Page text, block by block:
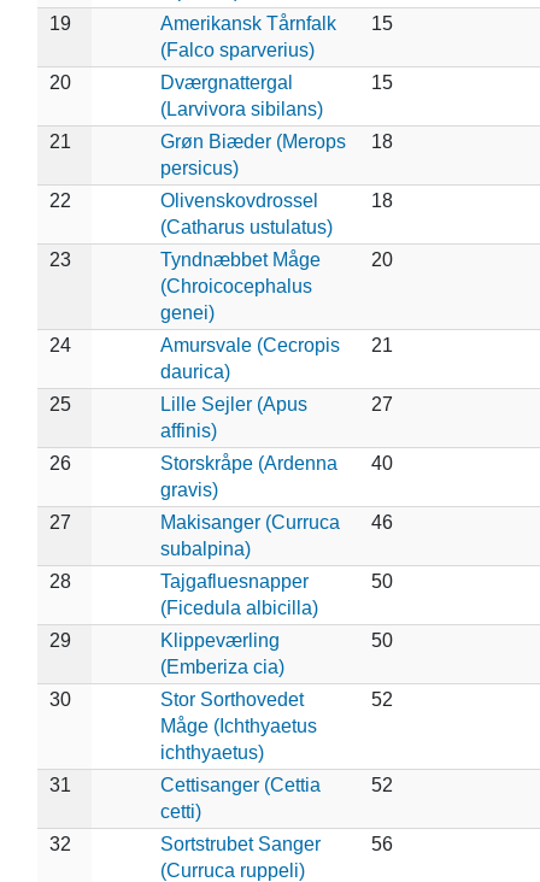
19
Amerikansk Tårnfalk
(Falco sparverius)
15
20
Dværgnattergal
(Larvivora sibilans)
15
21
Grøn Biæder (Merops
persicus)
18
22
Olivenskovdrossel
(Catharus ustulatus)
18
23
Tyndnæbbet Måge
(Chroicocephalus
genei)
20
24
Amursvale (Cecropis
daurica)
21
25
Lille Sejler (Apus
affinis)
27
26
Storskråpe (Ardenna
gravis)
40
27
Makisanger (Curruca
subalpina)
46
28
Tajgafluesnapper
(Ficedula albicilla)
50
29
Klippeværling
(Emberiza cia)
50
30
Stor Sorthovedet
Måge (Ichthyaetus
ichthyaetus)
52
31
Cettisanger (Cettia
cetti)
52
32
Sortstrubet Sanger
(Curruca ruppeli)
56